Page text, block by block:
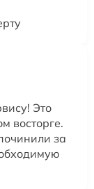
Это
восторге.
за